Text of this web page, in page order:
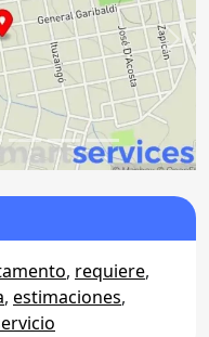
, requiere,
, estimaciones,